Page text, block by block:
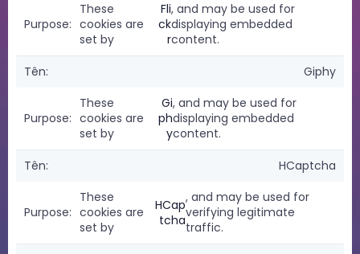
These
cookies are
set by
Fli
ck
r
, and may be used for
displaying embedded
content.
Giphy
These
cookies are
set by
Gi
ph
y
, and may be used for
displaying embedded
content.
HCaptcha
These
cookies are
set by
HCap
tcha
, and may be used for
verifying legitimate
traffic.